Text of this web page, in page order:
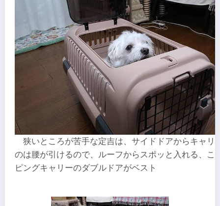
狭いところが苦手な定吉は、サイドドアからキャリ
のは腰が引けるので、ルーフからスポッと入れる、こ
ピングキャリーのダブルドアがベスト